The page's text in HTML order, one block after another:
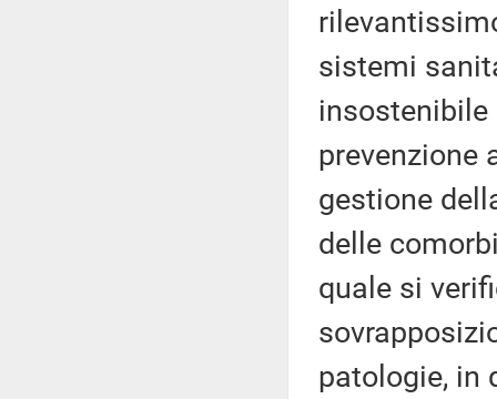
sistemi
prevenzione
gestione
delle
quale si
patologie, in